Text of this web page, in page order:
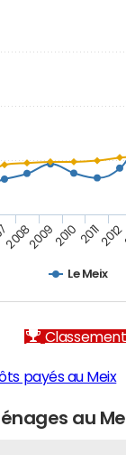
Le Meix
200820092010 20112012
payés au Meix
au